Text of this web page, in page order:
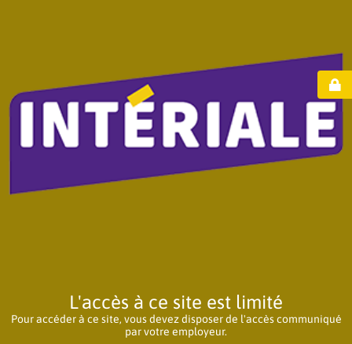
L'accès à ce site est limité
Pour accéder à ce site, vous devez disposer de l'accès communiqué
par votre employeur.